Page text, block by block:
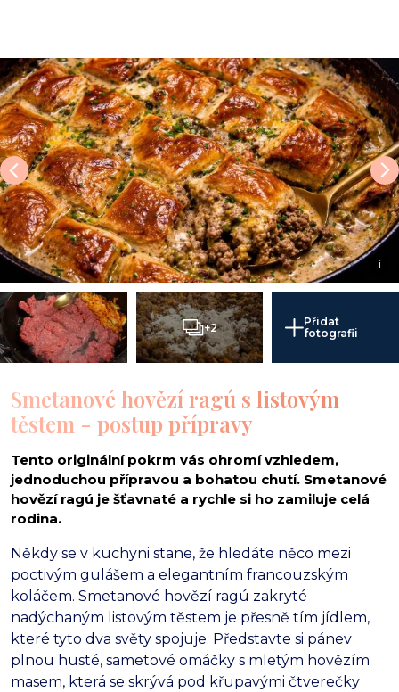
i
+2
Přidat
fotografii
Smetanové hovězí ragú s listovým
těstem - postup přípravy
Tento originální pokrm vás ohromí vzhledem,
jednoduchou přípravou a bohatou chutí. Smetanové
hovězí ragú je šťavnaté a rychle si ho zamiluje celá
rodina.
Někdy se v kuchyni stane, že hledáte něco mezi
poctivým gulášem a elegantním francouzským
koláčem. Smetanové hovězí ragú zakryté
nadýchaným listovým těstem je přesně tím jídlem,
které tyto dva světy spojuje. Představte si pánev
plnou husté, sametové omáčky s mletým hovězím
masem, která se skrývá pod křupavými čtverečky